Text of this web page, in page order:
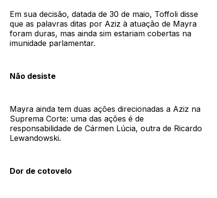
Em sua decisão, datada de 30 de maio, Toffoli disse
que as palavras ditas por Aziz à atuação de Mayra
foram duras, mas ainda sim estariam cobertas na
imunidade parlamentar.
Não desiste
Mayra ainda tem duas ações direcionadas a Aziz na
Suprema Corte: uma das ações é de
responsabilidade de Cármen Lúcia, outra de Ricardo
Lewandowski.
Dor de cotovelo